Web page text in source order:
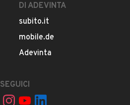
DI ADEVINTA
subito.it
mobile.de
Adevinta
SEGUICI